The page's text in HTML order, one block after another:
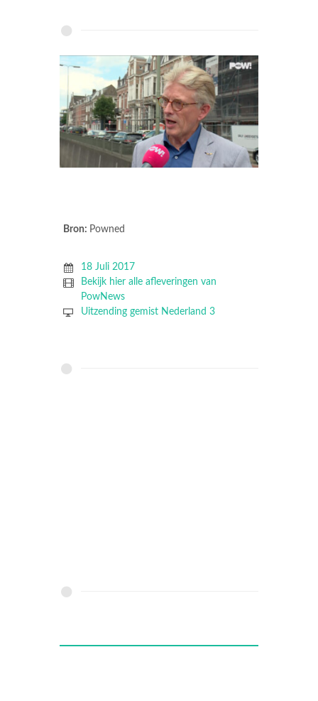
Bron: Powned
18 Juli 2017
Bekijk hier alle afleveringen van
PowNews
Uitzending gemist Nederland 3